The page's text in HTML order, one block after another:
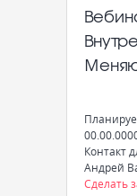
Контакт
Андрей
Сделать